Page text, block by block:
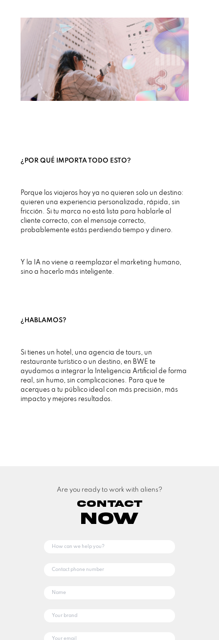
¿POR QUÉ IMPORTA TODO ESTO?
Porque los viajeros hoy ya no quieren solo un destino:
quieren una experiencia personalizada, rápida, sin
fricción. Si tu marca no está lista para hablarle al
cliente correcto, con el mensaje correcto,
probablemente estás perdiendo tiempo y dinero.
Y la IA no viene a reemplazar el marketing humano,
sino a hacerlo más inteligente.
¿HABLAMOS?
Si tienes un hotel, una agencia de tours, un
restaurante turístico o un destino, en BWE te
ayudamos a integrar la Inteligencia Artificial de forma
real, sin humo, sin complicaciones. Para que te
acerques a tu público ideal con más precisión, más
impacto y mejores resultados.
Are you ready to work with aliens?
Contact
Now